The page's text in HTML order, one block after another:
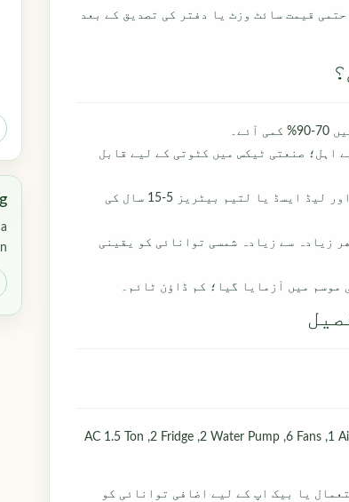
قیمت سائٹ وزٹ یا دفتر کی تصدیق کے بعد
اہل؛ صنعتی ٹیکس میں کٹوتی کے لیے قابل
برندڈ سولر پینلز، MPPT انورٹرز، اور لیڈ ایسڈ یا لتیم بیٹریز 5-15 سال کی
زیادہ سے زیادہ شمسی توانائی کو یقینی
موسم میں آزمایا گیا؛ کم ڈاؤن ٹائم۔
3 AC 1.5 Ton ,2 Fridge ,2 Water Pump ,6 Fans ,1
یا بیک اپ کے لیے اضافی توانائی کو